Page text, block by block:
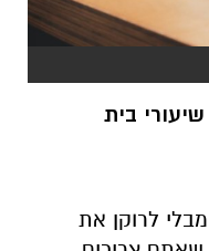
בית
לרוקן את